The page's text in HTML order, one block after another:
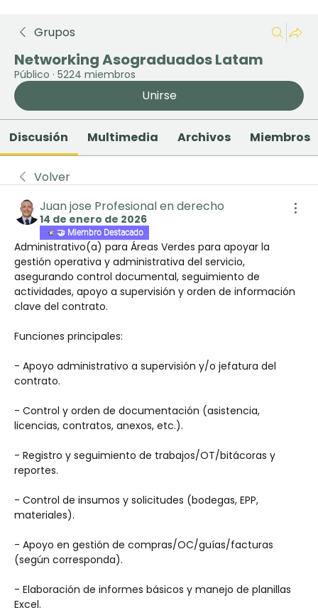
Grupos
Networking Asograduados Latam
Público · 5224 miembros
Unirse
Discusión Multimedia Archivos Miembros
Volver
Juan jose Profesional en derecho
14 de enero de 2026
🤝 Miembro Destacado
Administrativo(a) para Áreas Verdes para apoyar la
gestión operativa y administrativa del servicio,
asegurando control documental, seguimiento de
actividades, apoyo a supervisión y orden de información
clave del contrato.
Funciones principales:
- Apoyo administrativo a supervisión y/o jefatura del
contrato.
- Control y orden de documentación (asistencia,
licencias, contratos, anexos, etc.).
- Registro y seguimiento de trabajos/OT/bitácoras y
reportes.
- Control de insumos y solicitudes (bodegas, EPP,
materiales).
- Apoyo en gestión de compras/OC/guías/facturas
(según corresponda).
- Elaboración de informes básicos y manejo de planillas
Excel.